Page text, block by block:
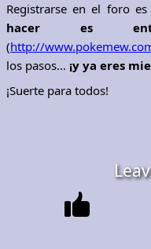
Registrarse en el foro
hacer es
(http://
los pasos… ¡y ya eres
¡Suerte para todos!